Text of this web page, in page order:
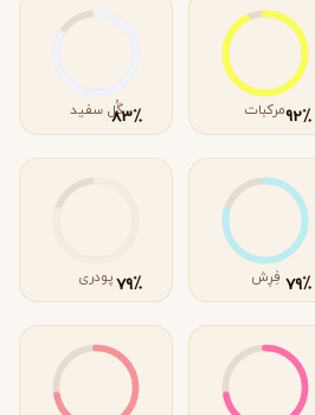
٪92مرکبات ٪83گُل سفید
٪79 فِرِش ٪79 پودری